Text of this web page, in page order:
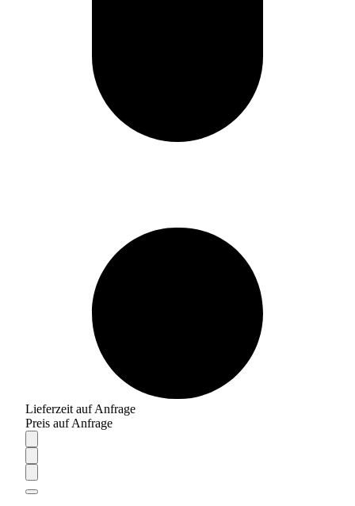
Lieferzeit auf Anfrage
Preis auf Anfrage